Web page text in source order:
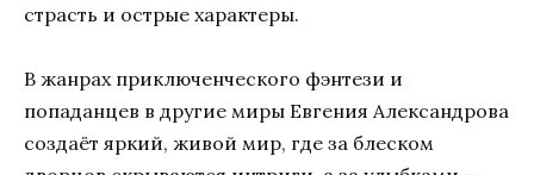
страсть и острые характеры.
В жанрах приключенческого фэнтези и
попаданцев в другие миры Евгения Александрова
создаёт яркий, живой мир, где за блеском